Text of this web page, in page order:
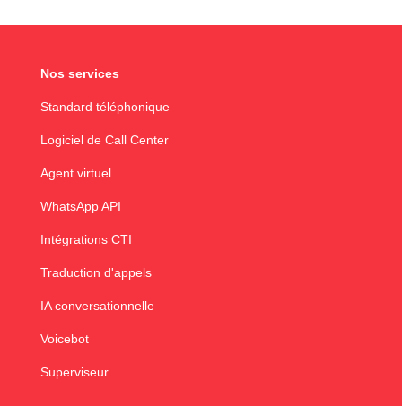
Nos services
Standard téléphonique
Logiciel de Call Center
Agent virtuel
WhatsApp API
Intégrations CTI
Traduction d'appels
IA conversationnelle
Voicebot
Superviseur